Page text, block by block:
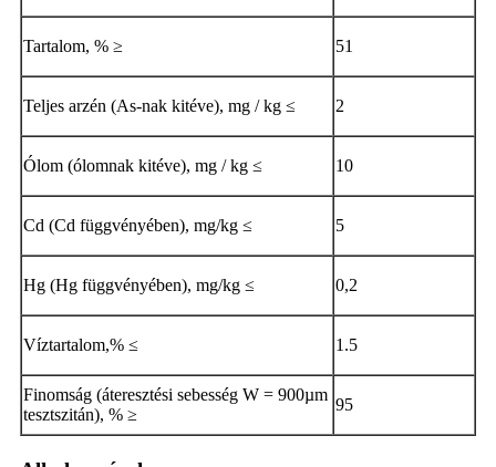
Tartalom, % ≥ 51
Teljes arzén (As-nak kitéve), mg / kg ≤ 2
Ólom (ólomnak kitéve), mg / kg ≤ 10
Cd (Cd függvényében), mg/kg ≤ 5
Hg (Hg függvényében), mg/kg ≤ 0,2
Víztartalom,% ≤ 1.5
Finomság (áteresztési sebesség W = 900µm
tesztszitán), % ≥
95